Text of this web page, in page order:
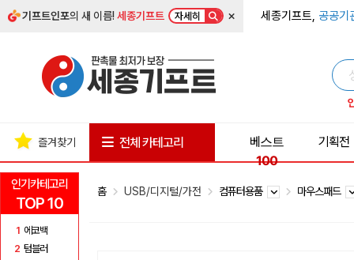
기프트인포의 새 이름!세종기프트 자세히 × 세종기프트, 공공기
인기카테고리
TOP 10
1 에코백
2 텀블러
즐겨찾기 전체 카테고리
베스트
100
기획전
홈 USB/디지털/가전 컴퓨터용품 마우스패드